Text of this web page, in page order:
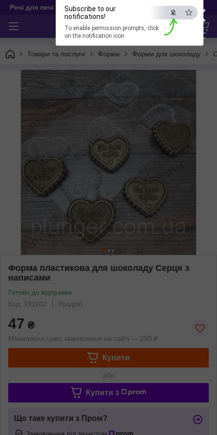
×
ESC
Subscribe to our
notifications!
To enable permission prompts, click
on the notification icon
Речі для печі
Товари та послуги Форми Форми для шоколаду
Форма пластикова для шоколаду Серця з
написами
Готово до відправки
Код: 191102
Роздріб
47 ₴
Мінімальна сума замовлення на сайті — 250 ₴
Купити
або
Купити з
Що таке купити з Пром?
Замовлення під захистом